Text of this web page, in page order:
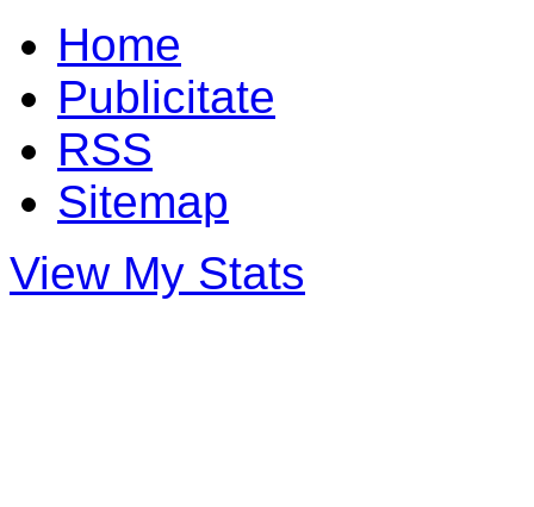
Home
Publicitate
RSS
Sitemap
View My Stats